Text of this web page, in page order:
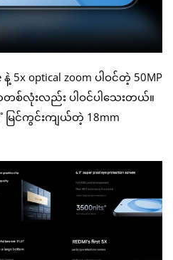
နဲ့ 5x optical zoom ပါဝင်တဲ့ 50MP
ာတစ်လုံးလည်း ပါဝင်ပါသေးတယ်။
ြင်ကွင်းကျယ်တဲ့ 18mm